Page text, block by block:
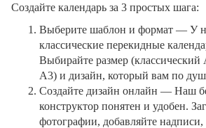
Создайте календарь за 3 простых шага:
Выберите шаблон и формат — У
классические перекидные
Выбирайте размер
A3) и дизайн, который вам по
Создайте дизайн онлайн — Наш
конструктор понятен и удобен.
фотографии, добавляйте